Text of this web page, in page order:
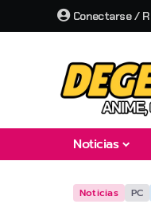
Conectarse /
Noticias
Noticias PC